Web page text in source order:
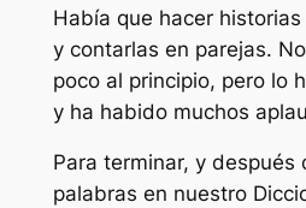
Había que hacer
y contarlas en parejas.
poco al principio, pero lo
y ha habido muchos
Para terminar, y después
palabras en nuestro